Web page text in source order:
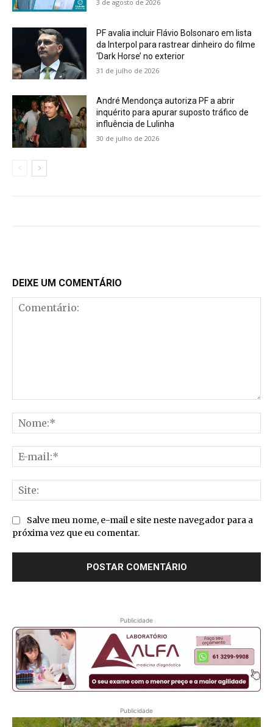
3 de agosto de 2026
PF avalia incluir Flávio Bolsonaro em lista
da Interpol para rastrear dinheiro do filme
‘Dark Horse’ no exterior
31 de julho de 2026
André Mendonça autoriza PF a abrir
inquérito para apurar suposto tráfico de
influência de Lulinha
30 de julho de 2026
DEIXE UM COMENTÁRIO
Salve meu nome, e-mail e site neste navegador para a
próxima vez que eu comentar.
Publicidade
Publicidade